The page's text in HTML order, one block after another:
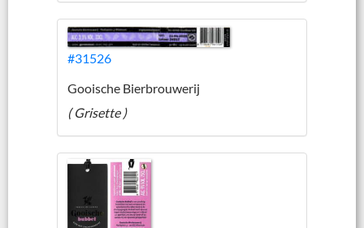
#31526
Gooische Bierbrouwerij
( Grisette )